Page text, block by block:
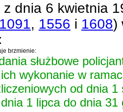
z dnia 6 kwietnia
1091, 1556 i 1608)
brzmienie:
służbowe
wykonanie w
od dnia
1 lipca do dnia